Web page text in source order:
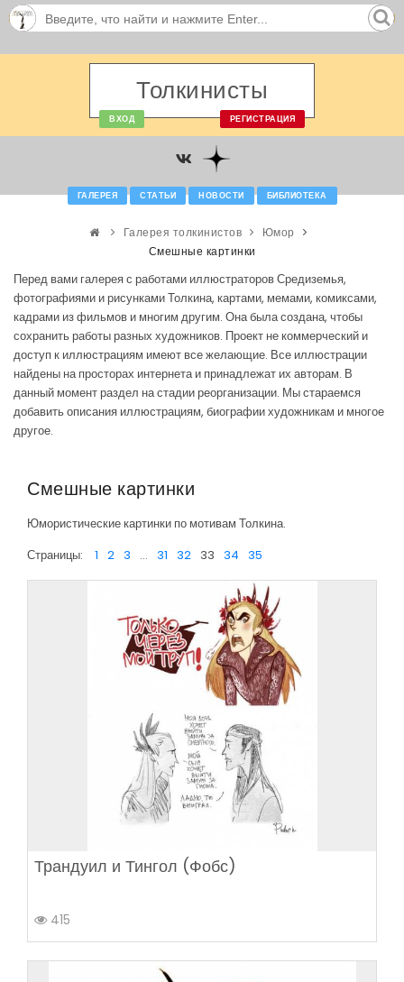
Толкинисты
ВХОД РЕГИСТРАЦИЯ
ГАЛЕРЕЯ СТАТЬИ НОВОСТИ БИБЛИОТЕКА
Галерея толкинистов
Юмор
Смешные картинки
Перед вами галерея с работами иллюстраторов Средиземья,
фотографиями и рисунками Толкина, картами, мемами, комиксами,
кадрами из фильмов и многим другим. Она была создана, чтобы
сохранить работы разных художников. Проект не коммерческий и
доступ к иллюстрациям имеют все желающие. Все иллюстрации
найдены на просторах интернета и принадлежат их авторам. В
данный момент раздел на стадии реорганизации. Мы стараемся
добавить описания иллюстрациям, биографии художникам и многое
другое.
Смешные картинки
Юмористические картинки по мотивам Толкина.
Страницы:
1 2 3 ... 31 32 33 34 35
Трандуил и Тингол (Фобс)
415